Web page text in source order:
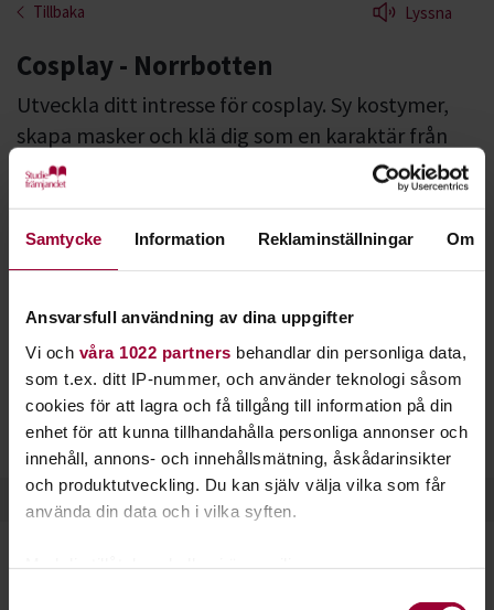
Samtycke Information Reklaminställningar Om
Ansvarsfull användning av dina uppgifter
Vi och våra 1022 partners behandlar din personliga data,
som t.ex. ditt IP-nummer, och använder teknologi såsom
cookies för att lagra och få tillgång till information på din
enhet för att kunna tillhandahålla personliga annonser och
innehåll, annons- och innehållsmätning, åskådarinsikter
och produktutveckling. Du kan själv välja vilka som får
använda din data och i vilka syften.
Tillbaka Lyssna
Cosplay - Norrbotten
Utveckla ditt intresse för cosplay. Sy kostymer,
skapa masker och klä dig som en karaktär från
ett spel eller en animerad serie.
Cosplay är en förkortning av engelskansCostume Playoch
går ut på att försöka efterlikna en karaktär från ett spel, en
anime- eller mangaserie, eller något annat sammanhang.
Fokus ligger oftast på kläder, accessoarer och rekvisita, men
även på skådespel och framträdanden. Dräkten ska helst vara
egensydd och ju mer lik originalet den är, desto bättre.
Cosplay förekommer främst på konvent och ibland också i
tävlingsform.